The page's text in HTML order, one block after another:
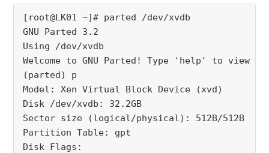
[root@LK01 ~]# parted /dev/xvdb
GNU Parted 3.2
Using /dev/xvdb
Welcome to GNU Parted! Type 'help' to view a
(parted) p
Model: Xen Virtual Block Device (xvd)
Disk /dev/xvdb: 32.2GB
Sector size (logical/physical): 512B/512B
Partition Table: gpt
Disk Flags: